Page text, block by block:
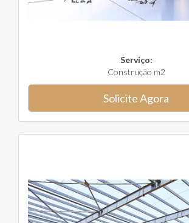
Serviço:
Construção m2
Solicite Agora